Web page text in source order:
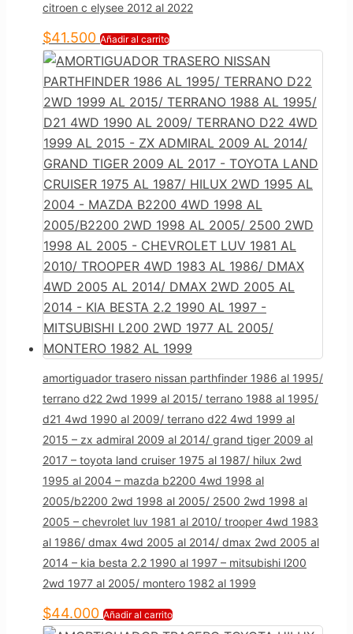
citroen c elysee 2012 al 2022
$41.500 Añadir al carrito
amortiguador trasero nissan parthfinder 1986 al 1995/
terrano d22 2wd 1999 al 2015/ terrano 1988 al 1995/
d21 4wd 1990 al 2009/ terrano d22 4wd 1999 al
2015 – zx admiral 2009 al 2014/ grand tiger 2009 al
2017 – toyota land cruiser 1975 al 1987/ hilux 2wd
1995 al 2004 – mazda b2200 4wd 1998 al
2005/b2200 2wd 1998 al 2005/ 2500 2wd 1998 al
2005 – chevrolet luv 1981 al 2010/ trooper 4wd 1983
al 1986/ dmax 4wd 2005 al 2014/ dmax 2wd 2005 al
2014 – kia besta 2.2 1990 al 1997 – mitsubishi l200
2wd 1977 al 2005/ montero 1982 al 1999
$44.000 Añadir al carrito